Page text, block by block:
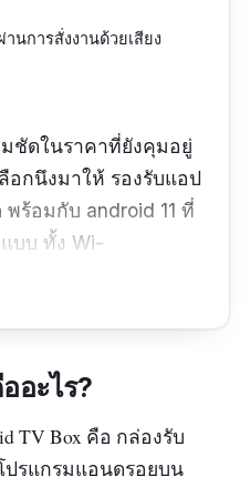
นการสั่งงานด้วยเสียง
ชัดในราคาที่ยังคุมอยู่
อกนึงมาให้ รองรับแอป
ร้อมกับ android 11 ที่
บบ ทั้ง Wi-
งพอร์ทก็ครอบคลุม
เพลน เรียบ ดีไซน์น้อย
TV Box ยังได้รับรางวัล
มาด้วยน่า
อะไร?
TV Box คือ กล่องรับ
รแกรมแอนดรอยบน